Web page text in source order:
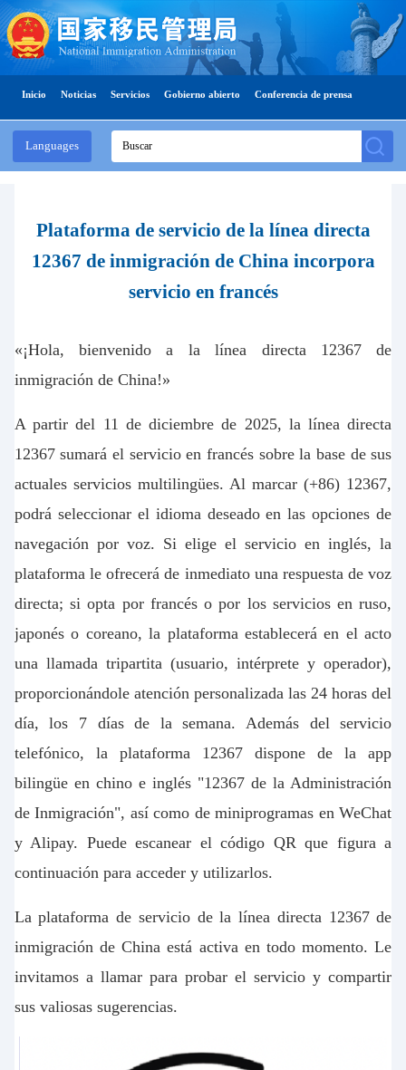
Languages
Inicio Noticias Servicios Gobierno abierto Conferencia de prensa
Plataforma de servicio de la línea directa
12367 de inmigración de China incorpora
servicio en francés
«¡Hola, bienvenido a la línea directa 12367 de
inmigración de China!»
A partir del 11 de diciembre de 2025, la línea directa
12367 sumaráel servicio en francés sobre la base de sus
actuales servicios multilingües. Al marcar (+86) 12367,
podrá seleccionar el idioma deseado en las opciones de
navegación por voz. Si elige el servicio en inglés, la
plataforma le ofreceráde inmediato una respuesta de voz
directa; si opta por francés o por los servicios en ruso,
japonés o coreano, la plataforma estableceráen el acto
una llamada tripartita (usuario, intérprete y operador),
proporcionándole atención personalizada las 24 horas del
día, los 7 días de la semana. Además del servicio
telefónico, la plataforma 12367 dispone de la app
bilingüe en chino e inglés "12367 de la Administración
de Inmigración", así como de miniprogramas en WeChat
y Alipay. Puede escanear el código QR que figura a
continuación para acceder y utilizarlos.
La plataforma de servicio de la línea directa 12367 de
inmigración de China está activa en todo momento. Le
invitamos a llamar para probar el servicio y compartir
sus valiosas sugerencias.